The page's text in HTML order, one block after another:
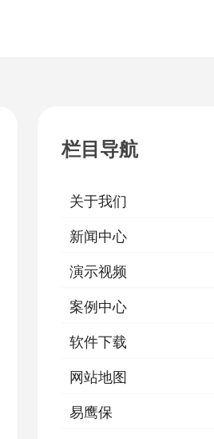
栏目导航
关于我们
新闻中心
演示视频
案例中心
软件下载
网站地图
易鹰保